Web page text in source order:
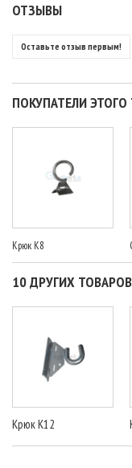
ОТЗЫВЫ
Оставьте отзыв первым!
ПОКУПАТЕЛИ
Крюк К8
10 ДРУГИХ
Крюк К12